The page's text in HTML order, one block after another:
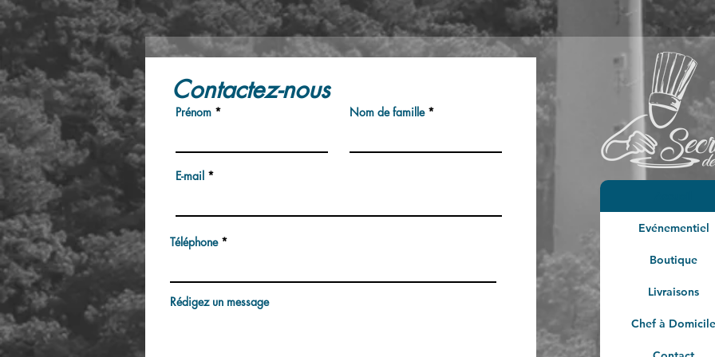
Contactez-nous
Prénom Nom de famille
E-mail
Téléphone
Rédigez un message
Evénementiel
Boutique
Livraisons
Chef à Domicile